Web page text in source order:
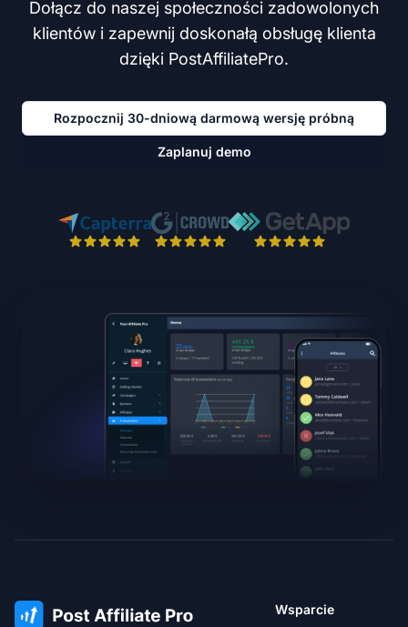
Dołącz do naszej społeczności zadowolonych
klientów i zapewnij doskonałą obsługę klienta
dzięki PostAffiliatePro.
Rozpocznij 30-dniową darmową wersję próbną
Zaplanuj demo
Wsparcie